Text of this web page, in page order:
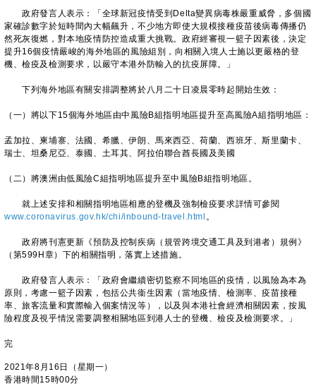
政府發言人表示：「全球新冠疫情受到Delta變異病毒株嚴重威脅，多個國
家確診數字於短時間內大幅飆升，不少地方即使大規模接種疫苗後病毒傳播仍
然死灰復燃，對本地疫情防控造成重大挑戰。政府經審視一籃子因素後，決定
提升16個疫情嚴峻的海外地區的風險組別，向相關入境人士施以更嚴格的登
機、檢疫及檢測要求，以嚴守本港外防輸入的抗疫屏障。」
下列海外地區有關安排調整將於八月二十日凌晨零時起開始生效：
（一）將以下15個海外地區由中風險B組指明地區提升至高風險A組指明地區：
孟加拉、柬埔寨、法國、希臘、伊朗、馬來西亞、荷蘭、西班牙、斯里蘭卡、
瑞士、坦桑尼亞、泰國、土耳其、阿拉伯聯合酋長國及美國
（二）將澳洲由低風險C組指明地區提升至中風險B組指明地區。
就上述安排和相關指明地區相應的登機及強制檢疫要求詳情可參閱
www.coronavirus.gov.hk/chi/inbound-travel.html 。
政府將刊憲更新《預防及控制疾病（規管跨境交通工具及到港者）規例》
（第599H章）下的相關指明，落實上述措施。
政府發言人表示：「政府會繼續密切監察不同地區的疫情，以風險為本為
原則，考慮一籃子因素，包括公共衞生因素（當地疫情、檢測率、疫苗接種
率、旅客流量和實際輸入個案情況等），以及與本港社會經濟相關因素，按風
險程度及視乎情況需要調整相關地區到港人士的登機、檢疫及檢測要求。」
完
2021年8月16日（星期一）
香港時間15時00分